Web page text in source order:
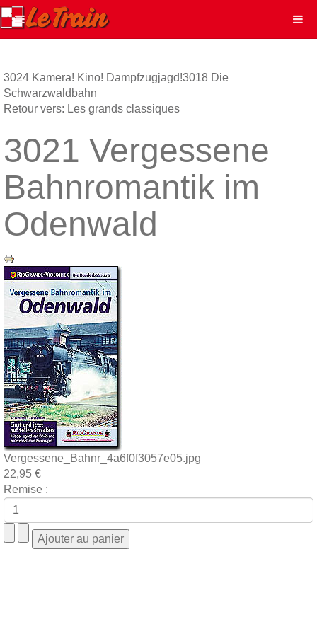
3024 Kamera! Kino! Dampfzugjagd!3018 Die
Schwarzwaldbahn
Retour vers: Les grands classiques
3021 Vergessene
Bahnromantik im
Odenwald
Vergessene_Bahnr_4a6f0f3057e05.jpg
22,95 €
Remise :